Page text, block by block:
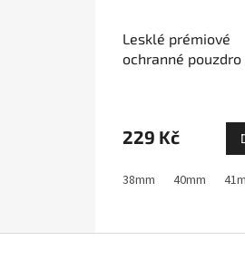
Lesklé prémiové
ochranné pouzdro
229 Kč
38mm 40mm